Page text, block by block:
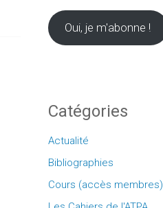
ici
Oui, je m'abonne !
Catégories
Actualité
Bibliographies
Cours (accès membres)